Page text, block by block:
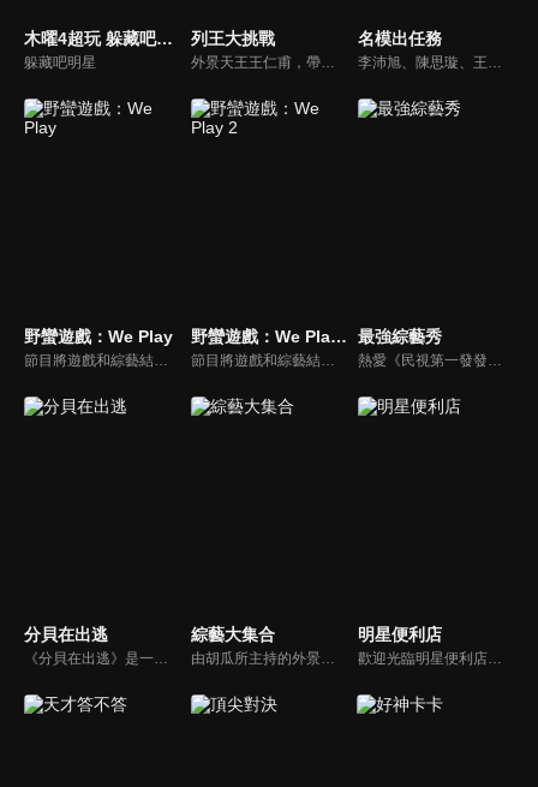
木曜4超玩 躲藏吧明星
躲藏吧明星
列王大挑戰
外景天王王仁甫，帶領初出茅廬、外景界新鮮人的陳漢典攜手主持，兩人各自率領自稱膽大包天的列王藝人團，在節目中相互挑戰對方害怕的極限，集結恐懼、互整、爆笑等綜藝效果，讓觀眾看看藝人們最野生的真情流露！
名模出任務
野蠻遊戲：We Play
節目將遊戲和綜藝結合在一起的新概念真人秀節目，成員們將進行無法預測的遊戲內容，提供多樣、新鮮的節目環節為看點，主持與來賓將在虛擬世界中，展開大規模遊戲的動作冒險。
野蠻遊戲：We Play 2
節目將遊戲和綜藝結合在一起的新概念真人秀節目，成員們將進行無法預測的遊戲內容，提供多樣、新鮮的節目環節為看點，主持與來賓將在虛擬世界中，展開大規模遊戲的動作冒險。
最強綜藝秀
熱愛《民視第一發發發》的忠實觀眾，一定要看！喜歡五花八門達人秀的網友，非追不可！愛看明星挑戰各種才藝表演的鐵粉，絕不能錯過！什麼都有，什麼都秀，請看《最強綜藝秀》！
分貝在出逃
《分貝在出逃》是一檔新戶外音樂治癒綜藝，蘇醒、張遠等5位彼此相熟的嘉賓一起去戶外露營，在7天之內上演分貝出逃之旅，通過遊戲互動贏取「分貝值」來解鎖3場音樂會的舉辦權。節目集音樂元素、旅途元素和真人秀元素為一體，傳播音樂和友情的正能量。
綜藝大集合
由胡瓜所主持的外景綜藝節目，秉持著「幸福好運到，獎金送夠夠」的精神，和眾多藝人與鄉親同樂玩遊戲拿獎金，介紹各地的人文、美食、特產等，提供豐富多元的內容，不間斷的笑料，讓您忘卻一切煩惱、開懷大笑。
明星便利店
歡迎光臨明星便利店！你覺得便利店裡面有什麼？關東煮？茶葉蛋？還是讓你尖叫的大明星？一家擁有明星的便利店，到底有多稀奇，你會不會想要光臨呢？